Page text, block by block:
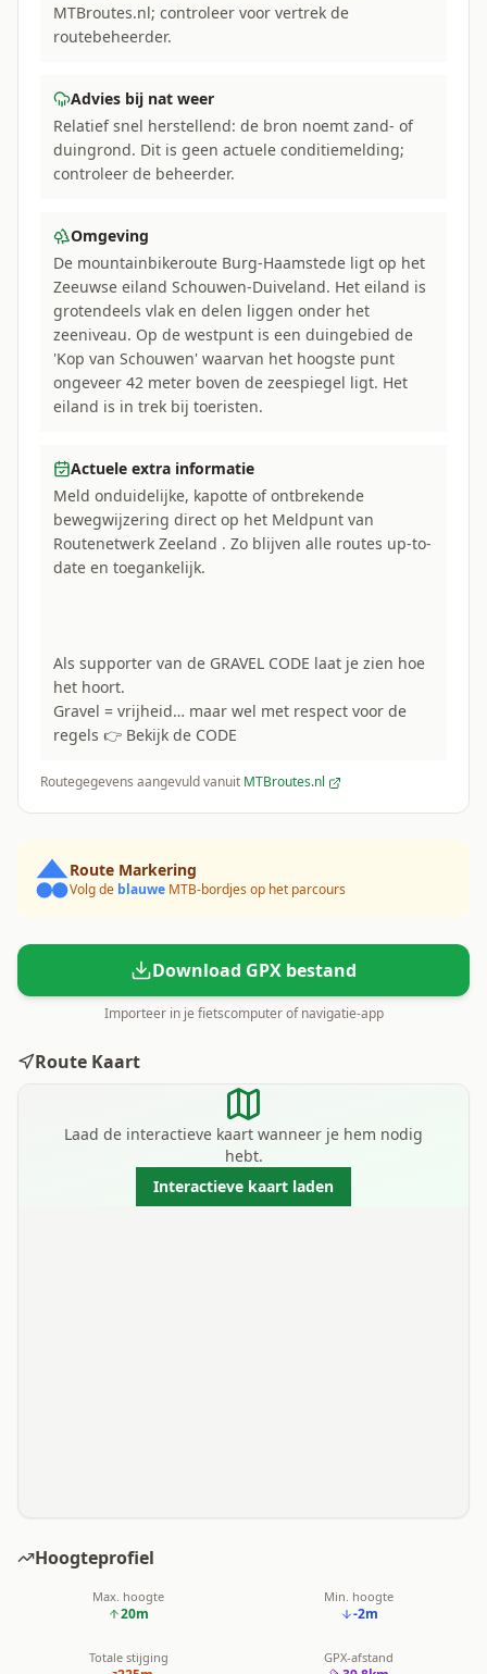
MTBroutes.nl; controleer voor vertrek de
routebeheerder.
Advies bij nat weer
Relatief snel herstellend: de bron noemt zand- of
duingrond. Dit is geen actuele conditiemelding;
controleer de beheerder.
Omgeving
De mountainbikeroute Burg-Haamstede ligt op het
Zeeuwse eiland Schouwen-Duiveland. Het eiland is
grotendeels vlak en delen liggen onder het
zeeniveau. Op de westpunt is een duingebied de
'Kop van Schouwen' waarvan het hoogste punt
ongeveer 42 meter boven de zeespiegel ligt. Het
eiland is in trek bij toeristen.
Actuele extra informatie
Meld onduidelijke, kapotte of ontbrekende
bewegwijzering direct op het Meldpunt van
Routenetwerk Zeeland . Zo blijven alle routes up-to-
date en toegankelijk.
Als supporter van de GRAVEL CODE laat je zien hoe
het hoort.
Gravel = vrijheid… maar wel met respect voor de
regels 👉 Bekijk de CODE
Routegegevens aangevuld vanuit MTBroutes.nl
Route Markering
Volg de blauwe MTB-bordjes op het parcours
Download GPX bestand
Importeer in je fietscomputer of navigatie-app
Route Kaart
Laad de interactieve kaart wanneer je hem nodig
hebt.
Interactieve kaart laden
Hoogteprofiel
Max. hoogte
20m
Min. hoogte
-2m
Totale stijging GPX-afstand